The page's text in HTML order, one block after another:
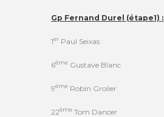
Gp Fernand Durel (étape1) :
1er Paul Seixas
6ème Gustave Blanc
9ème Robin Grolier
22ème Tom Dancer